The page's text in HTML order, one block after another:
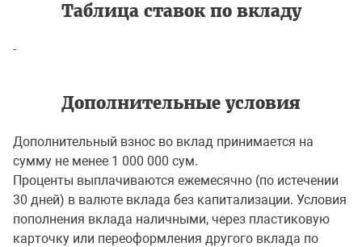
Таблица ставок по вкладу
-
Дополнительные условия
Дополнительный взнос во вклад принимается на
сумму не менее 1 000 000 сум.
Проценты выплачиваются ежемесячно (по истечении
30 дней) в валюте вклада без капитализации. Условия
пополнения вклада наличными, через пластиковую
карточку или переоформления другого вклада по